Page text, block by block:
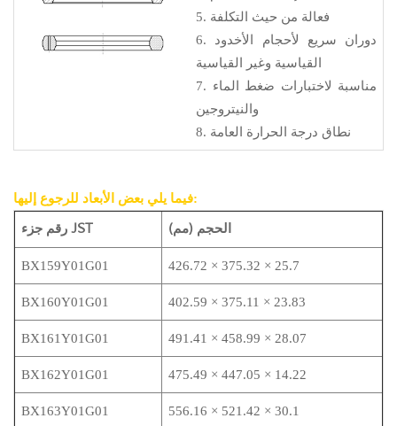
5. فعالة من حيث التكلفة
6. دوران سريع لأحجام الأخدود
القياسية وغير القياسية
7. مناسبة لاختبارات ضغط الماء
والنيتروجين
8. نطاق درجة الحرارة العامة
فيما يلي بعض الأبعاد للرجوع إليها:
رقم جزء JST الحجم (مم)
BX159Y01G01 426.72 × 375.32 × 25.7
BX160Y01G01 402.59 × 375.11 × 23.83
BX161Y01G01 491.41 × 458.99 × 28.07
BX162Y01G01 475.49 × 447.05 × 14.22
BX163Y01G01 556.16 × 521.42 × 30.1